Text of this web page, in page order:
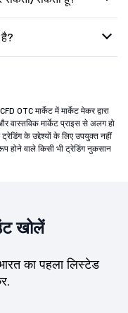
OTC मार्केट में मार्केट मेकर द्वारा
वास्तविक मार्केट प्राइस से अलग हो
के उद्देश्यों के लिए उपयुक्त नहीं
होने वाले किसी भी ट्रेडिंग नुकसान
खोलें
का पहला लिस्टेड